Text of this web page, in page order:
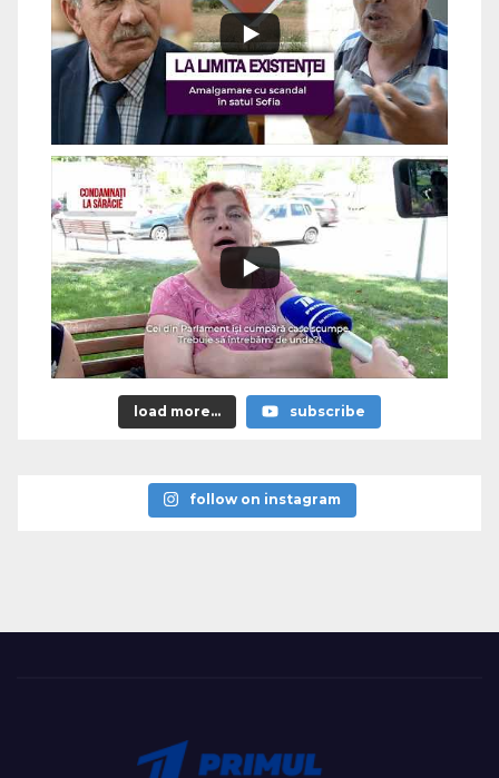
load more... subscribe
follow on instagram